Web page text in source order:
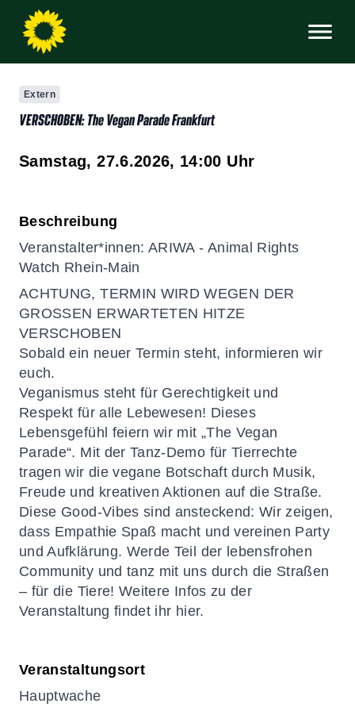
Extern
VERSCHOBEN: The Vegan Parade Frankfurt
Samstag, 27.6.2026, 14:00 Uhr
Beschreibung
Veranstalter*innen: ARIWA - Animal Rights
Watch Rhein-Main
ACHTUNG, TERMIN WIRD WEGEN DER
GROSSEN ERWARTETEN HITZE
VERSCHOBEN
Sobald ein neuer Termin steht, informieren wir
euch.
Veganismus steht für Gerechtigkeit und
Respekt für alle Lebewesen! Dieses
Lebensgefühl feiern wir mit „The Vegan
Parade“. Mit der Tanz-Demo für Tierrechte
tragen wir die vegane Botschaft durch Musik,
Freude und kreativen Aktionen auf die Straße.
Diese Good-Vibes sind ansteckend: Wir zeigen,
dass Empathie Spaß macht und vereinen Party
und Aufklärung. Werde Teil der lebensfrohen
Community und tanz mit uns durch die Straßen
– für die Tiere! Weitere Infos zu der
Veranstaltung findet ihr hier.
Veranstaltungsort
Hauptwache